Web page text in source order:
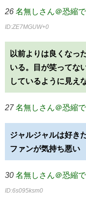
26 名無しさん＠恐縮
ID:ZE7MGUW+0
以前よりは良くなっ
いる。目が笑ってな
しているように見え
27 名無しさん＠恐縮
ジャルジャルは好き
ファンが気持ち悪い
30 名無しさん＠恐縮
ID:6s095ksm0